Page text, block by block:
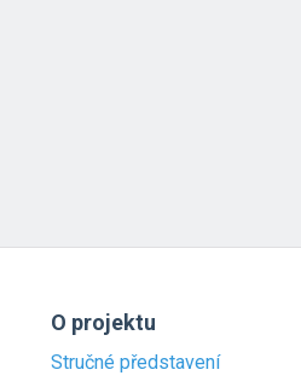
O projektu
Stručné představení